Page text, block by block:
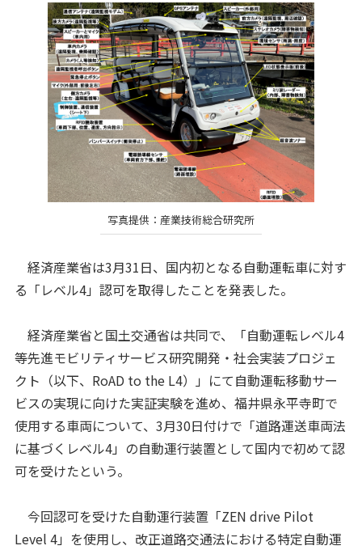
写真提供：産業技術総合研究所
経済産業省は3月31日、国内初となる自動運転車に対す
る「レベル4」認可を取得したことを発表した。
経済産業省と国土交通省は共同で、「自動運転レベル4
等先進モビリティサービス研究開発・社会実装プロジェ
クト（以下、RoAD to the L4）」にて自動運転移動サー
ビスの実現に向けた実証実験を進め、福井県永平寺町で
使用する車両について、3月30日付けで「道路運送車両法
に基づくレベル4」の自動運行装置として国内で初めて認
可を受けたという。
今回認可を受けた自動運行装置「ZEN drive Pilot
Level 4」を使用し、改正道路交通法における特定自動運